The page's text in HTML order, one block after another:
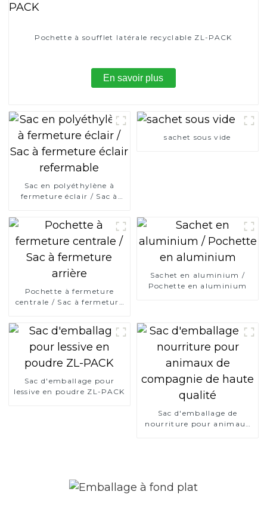
Pochette à soufflet latérale recyclable ZL-PACK
En savoir plus
Sac en polyéthylène à
fermeture éclair / Sac à
sachet sous vide
Pochette à fermeture
centrale / Sac à fermeture
Sachet en aluminium /
Pochette en aluminium
Sac d'emballage pour
lessive en poudre ZL-PACK
Sac d'emballage de
nourriture pour animaux